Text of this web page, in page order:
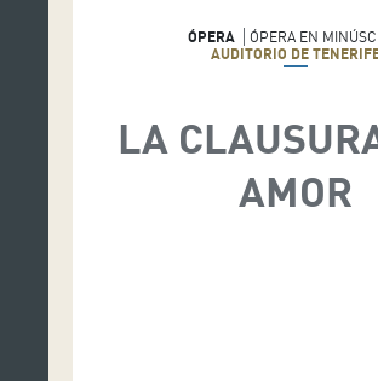
ÓPERA
ÓPERA EN
AUDITORIO DE
LA
AMOR